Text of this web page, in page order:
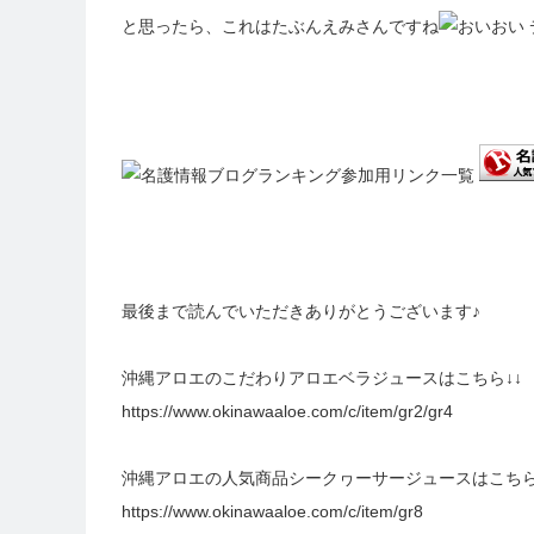
と思ったら、これはたぶんえみさんですね
最後まで読んでいただきありがとうございます♪
沖縄アロエのこだわりアロエベラジュースはこちら↓↓
https://www.okinawaaloe.com/c/item/gr2/gr4
沖縄アロエの人気商品シークヮーサージュースはこち
https://www.okinawaaloe.com/c/item/gr8